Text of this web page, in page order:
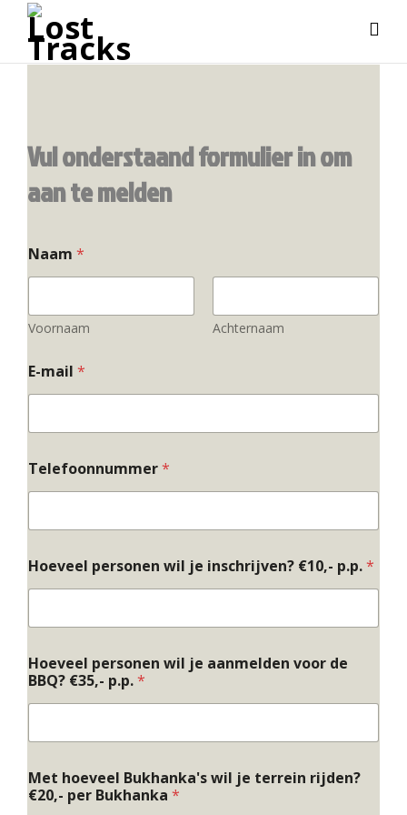
Vul onderstaand formulier in om
aan te melden
Naam *
Voornaam Achternaam
E-mail *
Telefoonnummer*
Hoeveel personen wil je inschrijven? €10,- p.p.*
Hoeveel personen wil je aanmelden voor de
BBQ? €35,- p.p.*
e
w
Met hoeveel Bukhanka's wil je terrein rijden?
€20,- per Bukhanka *